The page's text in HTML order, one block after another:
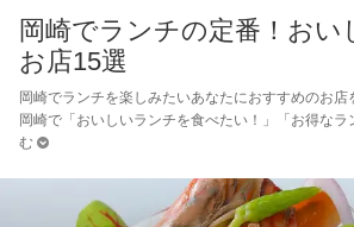
岡崎でランチの定番！おい
お店15選
岡崎でランチを楽しみたいあなたにおすすめのお店
岡崎で「おいしいランチを食べたい！」「お得なラ
む